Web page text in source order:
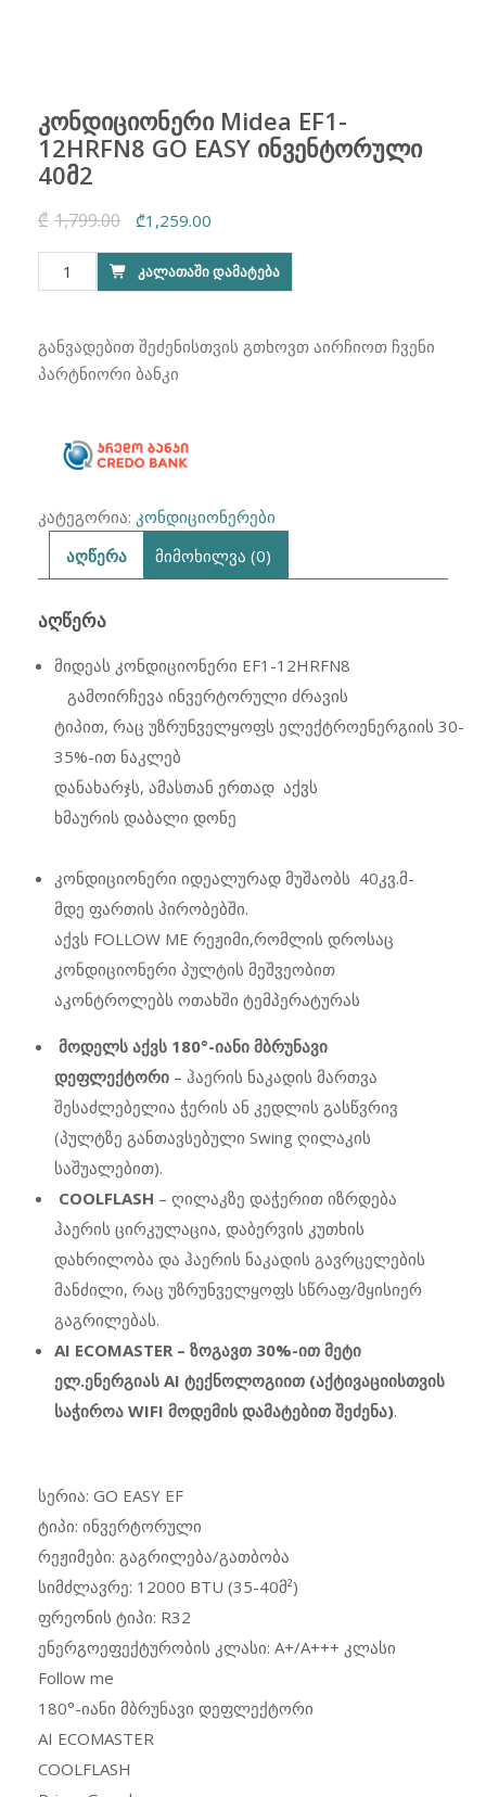
კონდიციონერი Midea EF1-
12HRFN8 GO EASY ინვენტორული
40მ2
₾ 1,799.00
Original
price
was:
₾1,259.00
price
is:
რაოდენობა:
კონდიციონერი
EF1-
12HRFN8
ინვენტორული
ᲙᲐᲚᲐᲗᲐᲨᲘ ᲓᲐᲛᲐᲢᲔᲑᲐ
განვადებით შეძენისთვის გთხოვთ აირჩიოთ ჩვენი
პარტნიორი ბანკი
კატეგორია: კონდიციონერები
აღწერა
მიმოხილვა (0)
ᲐᲦᲬᲔᲠᲐ
მიდეას კონდიციონერი EF1-12HRFN8
გამოირჩევა ინვერტორული ძრავის
ტიპით, რაც უზრუნველყოფს ელექტროენერგიის 30-
35%-ით ნაკლებ
დანახარჯს, ამასთან ერთად აქვს
ხმაურის დაბალი დონე
კონდიციონერი იდეალურად მუშაობს 40კვ.მ-
მდე ფართის პირობებში.
აქვს FOLLOW ME რეჟიმი,რომლის დროსაც
კონდიციონერი პულტის მეშვეობით
აკონტროლებს ოთახში ტემპერატურას
მოდელს აქვს 180°-იანი მბრუნავი
დეფლექტორი – ჰაერის ნაკადის მართვა
შესაძლებელია ჭერის ან კედლის გასწვრივ
(პულტზე განთავსებული Swing ღილაკის
საშუალებით).
COOLFLASH – ღილაკზე დაჭერით იზრდება
ჰაერის ცირკულაცია, დაბერვის კუთხის
დახრილობა და ჰაერის ნაკადის გავრცელების
მანძილი, რაც უზრუნველყოფს სწრაფ/მყისიერ
გაგრილებას.
AI ECOMASTER – ზოგავთ 30%-ით მეტი
ელ.ენერგიას AI ტექნოლოგიით (აქტივაციისთვის
საჭიროა WIFI მოდემის დამატებით შეძენა).
სერია: GO EASY EF
ტიპი: ინვერტორული
რეჟიმები: გაგრილება/გათბობა
სიმძლავრე: 12000 BTU (35-40მ²)
ფრეონის ტიპი: R32
ენერგოეფექტურობის კლასი: A+/A+++ კლასი
Follow me
180°-იანი მბრუნავი დეფლექტორი
AI ECOMASTER
COOLFLASH